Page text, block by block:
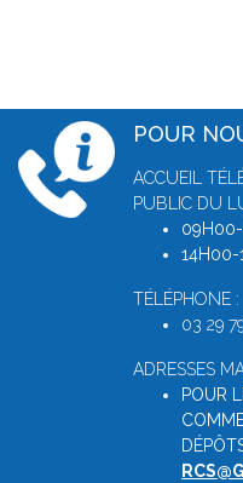
POUR
ACCUEIL
PUBLIC DU
14H00-
TÉLÉPHONE :
03 29
ADRESSES
POUR